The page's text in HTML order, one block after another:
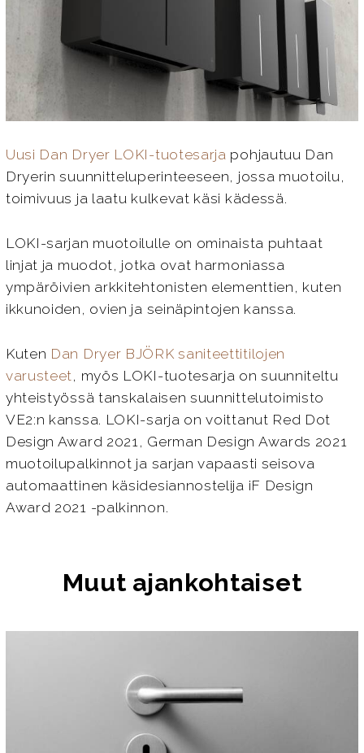
Uusi Dan Dryer LOKI-tuotesarja pohjautuu Dan
Dryerin suunnitteluperinteeseen, jossa muotoilu,
toimivuus ja laatu kulkevat käsi kädessä.
LOKI-sarjan muotoilulle on ominaista puhtaat
linjat ja muodot, jotka ovat harmoniassa
ympäröivien arkkitehtonisten elementtien, kuten
ikkunoiden, ovien ja seinäpintojen kanssa.
Kuten Dan Dryer BJÖRK saniteettitilojen
varusteet , myös LOKI-tuotesarja on suunniteltu
yhteistyössä tanskalaisen suunnittelutoimisto
VE2:n kanssa. LOKI-sarja on voittanut Red Dot
Design Award 2021, German Design Awards 2021
muotoilupalkinnot ja sarjan vapaasti seisova
automaattinen käsidesiannostelija iF Design
Award 2021 -palkinnon.
Muut ajankohtaiset